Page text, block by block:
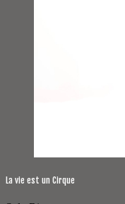
La vie est un Cirque